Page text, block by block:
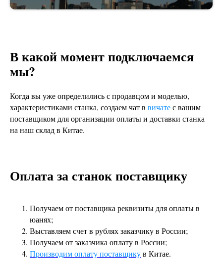
В какой момент подключаемся
мы?
Когда вы уже определились с продавцом и моделью,
характеристиками станка, создаем чат в вичатес вашим
поставщиком для организации оплаты и доставки станка
на наш склад в Китае.
Оплата за станок поставщику
Получаем от поставщика реквизиты для оплаты в
юанях;
Выставляем счет в рублях заказчику в России;
Получаем от заказчика оплату в России;
Производим оплату поставщикув Китае.